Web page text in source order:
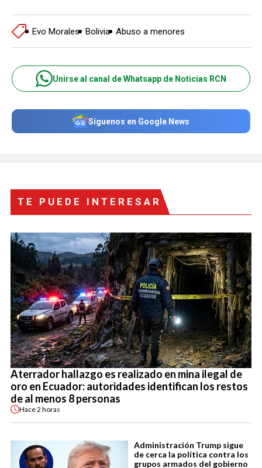
Evo Morales Bolivia Abuso a menores
Unirse al canal de Whatsapp de Noticias RCN
Síguenos en Google News
TE PUEDE INTERESAR
Aterrador hallazgo es realizado en mina ilegal de
oro en Ecuador: autoridades identifican los restos
de al menos 8 personas
Hace2 horas
Administración Trump sigue
de cerca la política contra los
grupos armados del gobierno